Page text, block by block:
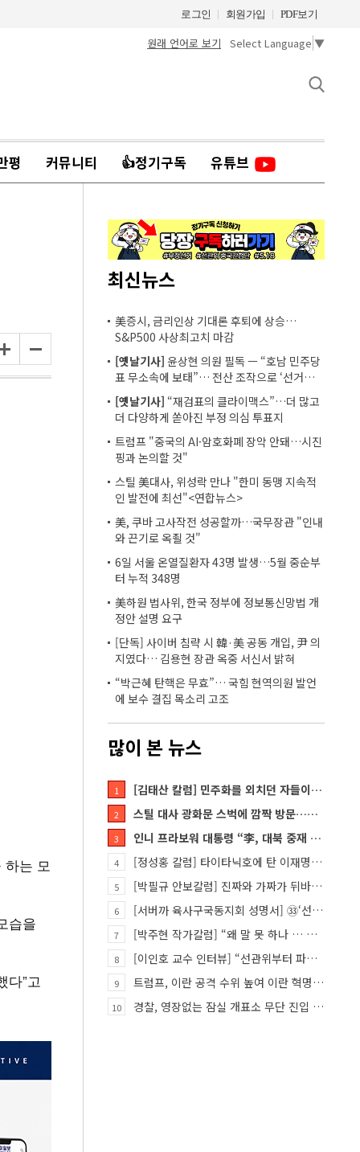
로그인 회원가입 PDF보기
원래 언어로 보기 Select Language ▼
평 커뮤니티 👍정기구독 유튜브
는 모
습을
다”고
최신뉴스
美증시, 금리인상 기대론 후퇴에 상승…
S&P500 사상최고치 마감
[옛날기사] 윤상현 의원 필독 ㅡ “호남 민주당
표 무소속에 보태”… 전산 조작으로 ‘선거비
보전’ 의혹
[옛날기사] “재검표의 클라이맥스”…더 많고
더 다양하게 쏟아진 부정 의심 투표지
트럼프 "중국의 AI·암호화폐 장악 안돼…시진
핑과 논의할 것"
스틸 美대사, 위성락 만나 "한미 동맹 지속적
인 발전에 최선"<연합뉴스>
美, 쿠바 고사작전 성공할까…국무장관 "인내
와 끈기로 옥죌 것"
6일 서울 온열질환자 43명 발생…5월 중순부
터 누적 348명
美하원 법사위, 한국 정부에 정보통신망법 개
정안 설명 요구
[단독] 사이버 침략 시 韓·美 공동 개입, 尹 의
지였다… 김용현 장관 옥중 서신서 밝혀
“박근혜 탄핵은 무효”… 국힘 현역의원 발언
에 보수 결집 목소리 고조
많이 본 뉴스
1 [김태산 칼럼] 민주화를 외치던 자들이 대한민국의 적이고 간첩이었다
2 스틸 대사 광화문 스벅에 깜짝 방문…메시지?
3 인니 프라보워 대통령 “李, 대북 중재 요청했다”
4 [정성홍 칼럼] 타이타닉호에 탄 이재명 정권
5 [박필규 안보칼럼] 진짜와 가짜가 뒤바뀐 혼돈의 시대, 안보 파탄은 막아야
6 [서버까 육사구국동지회 성명서] ㉝‘선관위 특검’은 ‘부정선거 특검’으로 명명하고 박주현 변호사를 ‘특검…
7 [박주현 작가칼럼] “왜 말 못 하나 … 경기도 재정 파탄의 진짜 원인을”
8 [이인호 교수 인터뷰] “선관위부터 파고들어야…책임자 직접 고발하라”
9 트럼프, 이란 공격 수위 높여 이란 혁명 가능성 열어
10 경찰, 영장없는 잠실 개표소 무단 진입 홀로 막은 ‘올다르크’ 불구속 송치